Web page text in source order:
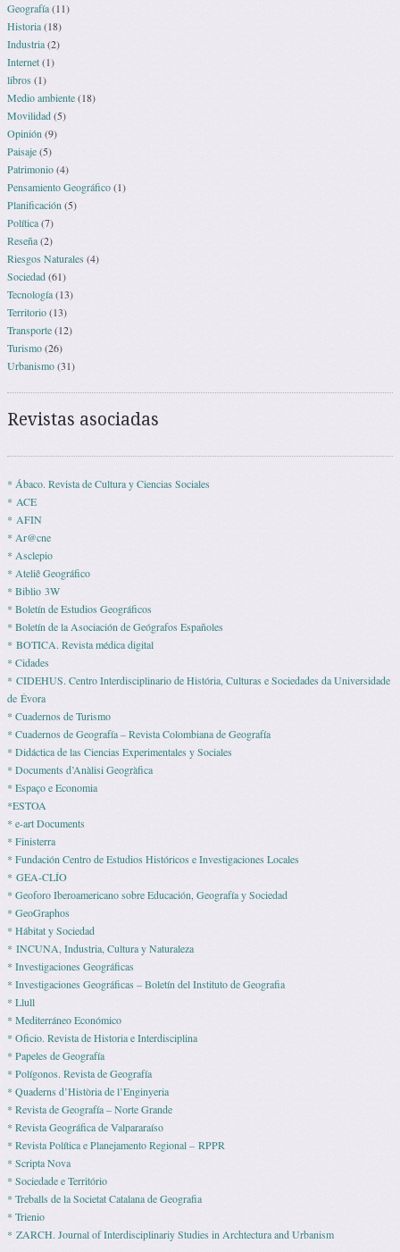
Geografía(11)
Historia(18)
Industria(2)
Internet(1)
libros (1)
Medio ambiente(18)
Movilidad(5)
Opinión(9)
Paisaje(5)
Patrimonio(4)
Pensamiento Geográfico(1)
Planificación(5)
Política(7)
Reseña(2)
Riesgos Naturales (4)
Sociedad(61)
Tecnología(13)
Territorio(13)
Transporte(12)
Turismo(26)
Urbanismo(31)
Revistas asociadas
* Ábaco. Revista de Cultura y Ciencias Sociales
* ACE
* AFIN
* Ar@cne
* Asclepio
* Ateliê Geográfico
* Biblio 3W
* Boletín de Estudios Geográficos
* Boletín de la Asociación de Geógrafos Españoles
* BOTICA. Revista médica digital
* Cidades
* CIDEHUS. Centro Interdisciplinario de História, Culturas e Sociedades da Universidade
de Évora
* Cuadernos de Turismo
* Cuadernos de Geografía – Revista Colombiana de Geografía
* Didáctica de las Ciencias Experimentales y Sociales
* Documents d’Anàlisi Geogràfica
* Espaço e Economia
*ESTOA
* e-art Documents
* Finisterra
* Fundación Centro de Estudios Históricos e Investigaciones Locales
* GEA-CLÍO
* Geoforo Iberoamericano sobre Educación, Geografía y Sociedad
* GeoGraphos
* Hábitat y Sociedad
* INCUNA, Industria, Cultura y Naturaleza
* Investigaciones Geográficas
* Investigaciones Geográficas – Boletín del Instituto de Geografia
* Llull
* Mediterráneo Económico
* Ofi­cio. Revista de His­to­ria e Interdisciplina
* Pape­les de Geografía
* Polígonos. Revista de Geografía
* Quaderns d’Història de l’Enginyeria
* Revista de Geografía – Norte Grande
* Revista Geográfica de Valpararaíso
* Revista Polí­tica e Pla­ne­ja­mento Regio­nal – RPPR
* Scripta Nova
* Sociedade e Território
* Treballs de la Societat Catalana de Geografia
* Trienio
* ZARCH. Journal of Interdisciplinariy Studies in Archtectura and Urbanism